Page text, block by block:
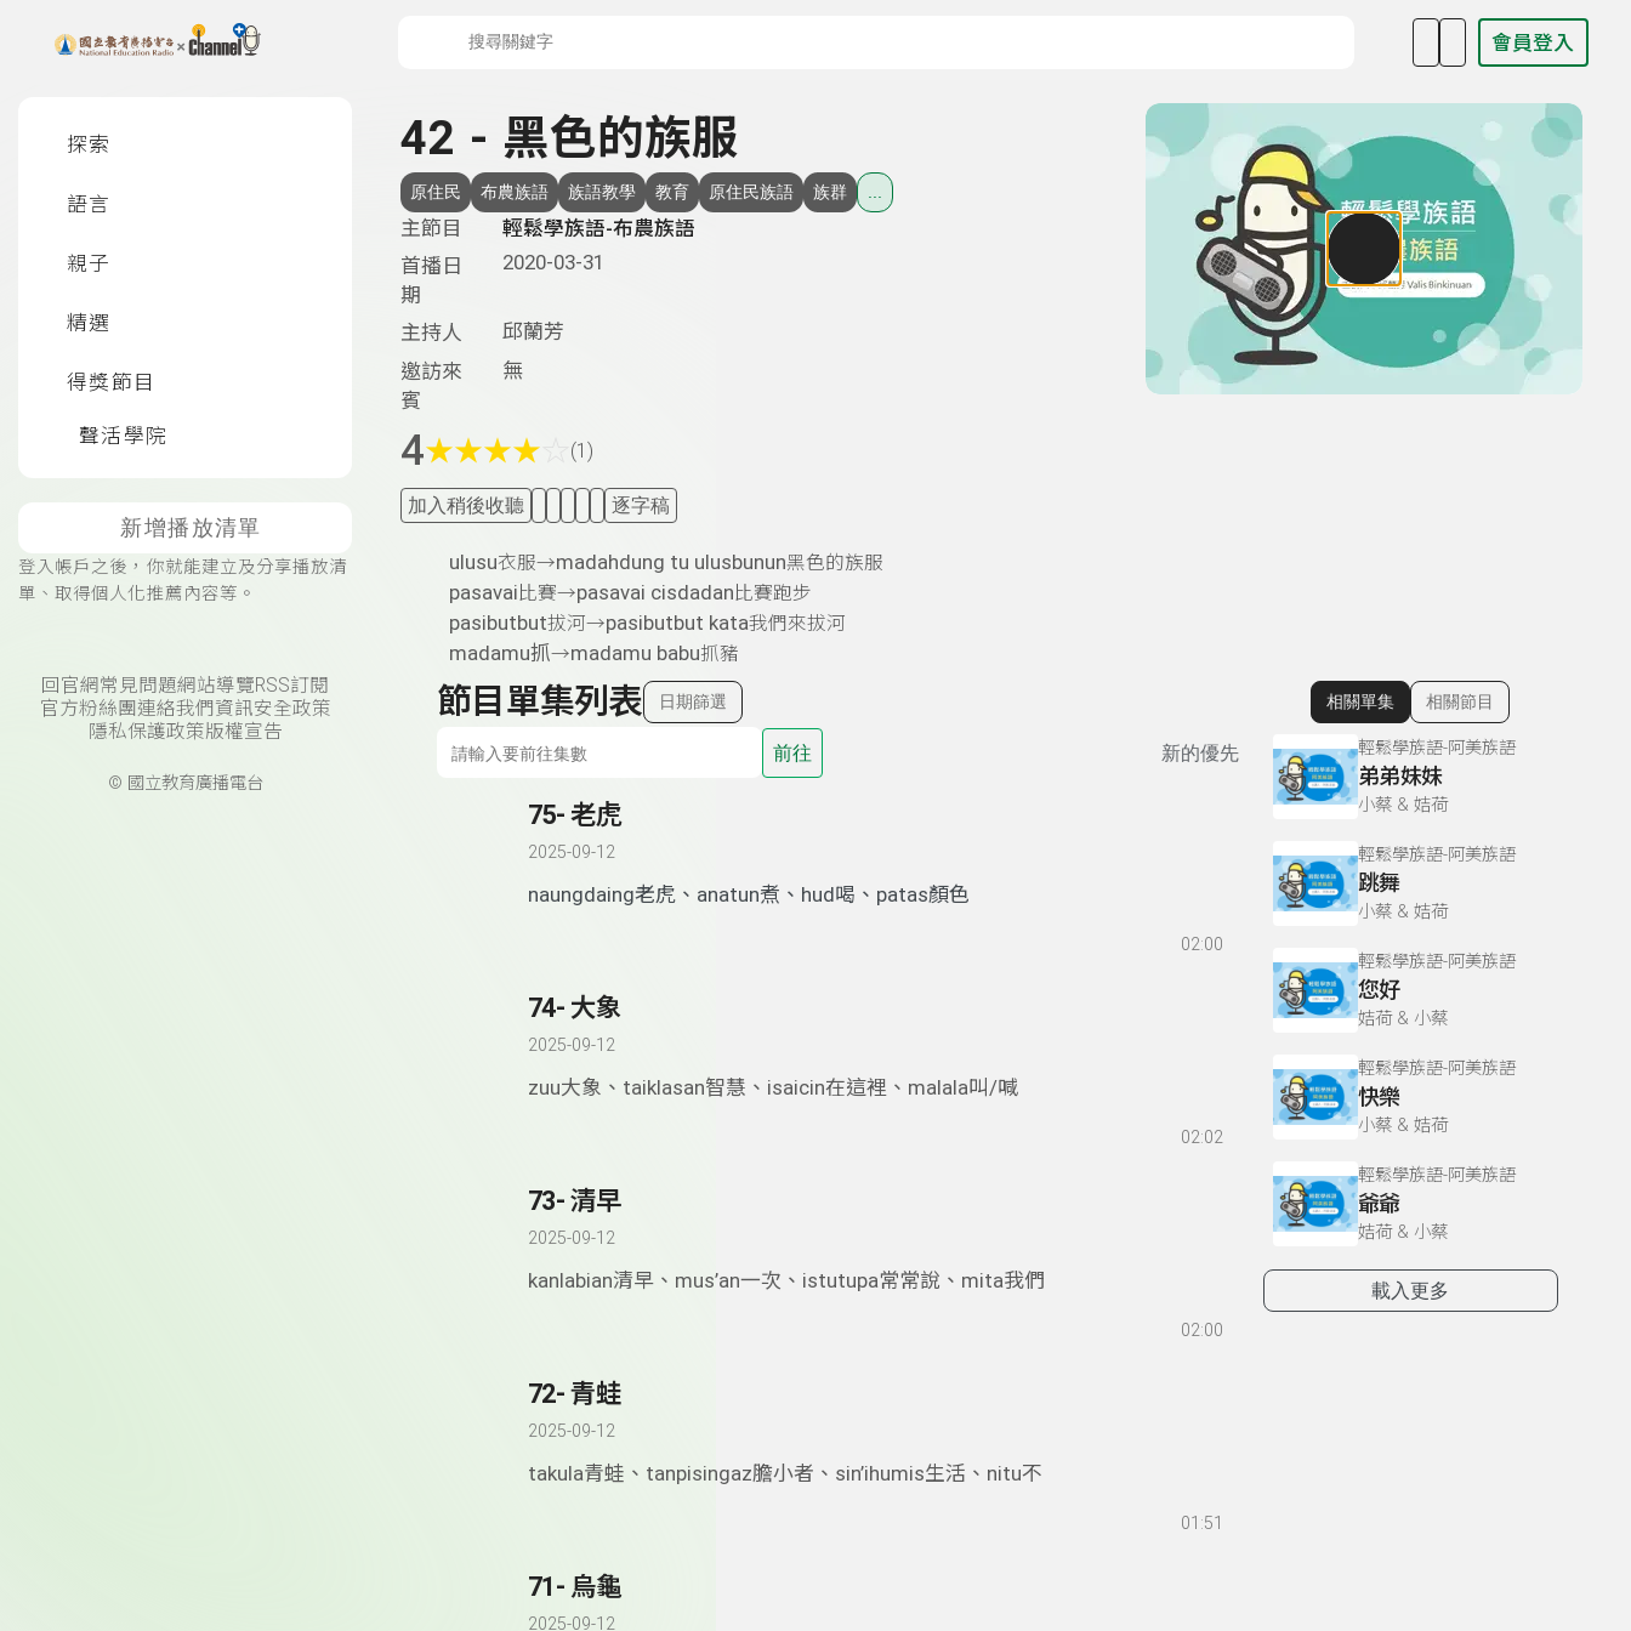
上方功能區塊 會員登入
探索
語言
親子
精選
得獎節目
聲活學院
新增播放清單
登入帳戶之後，你就能建立及分享播放清
單、取得個人化推薦內容等。
回官網常見問題網站導覽RSS訂閱
官方粉絲團連絡我們 資訊安全政策
隱私保護政策版權宣告
© 國立教育廣播電台
42 - 黑色的族服
原住民 布農族語 族語教學 教育 原住民族語 族群
主節目
輕鬆學族語-布農族語
首播日
期
2020-03-31
主持人
邱蘭芳
邀訪來
賓
無
4★★★★ (1)
加入稍後收聽 逐字稿
ulusu衣服→madahdung tu ulusbunun黑色的族服
pasavai比賽→pasavai cisdadan比賽跑步
pasibutbut拔河→pasibutbut kata我們來拔河
madamu抓→madamu babu抓豬
節目單集列表 日期篩選
前往 新的優先
75- 老虎
2025-09-12
naungdaing老虎、anatun煮、hud喝、patas顏色
02:00
74- 大象
2025-09-12
zuu大象、taiklasan智慧、isaicin在這裡、malala叫/喊
02:02
73- 清早
2025-09-12
kanlabian清早、mus’an一次、istutupa常常說、mita我們
02:00
72- 青蛙
2025-09-12
takula青蛙、tanpisingaz膽小者、sin’ihumis生活、nitu不
01:51
71- 烏龜
2025-09-12
顯示相關單集
相關單集 相關節目
輕鬆學族語-阿美族語
弟弟妹妹
小蔡 & 姞荷
輕鬆學族語-阿美族語
跳舞
小蔡 & 姞荷
輕鬆學族語-阿美族語
您好
姞荷 & 小蔡
輕鬆學族語-阿美族語
快樂
小蔡 & 姞荷
輕鬆學族語-阿美族語
爺爺
姞荷 & 小蔡
載入更多